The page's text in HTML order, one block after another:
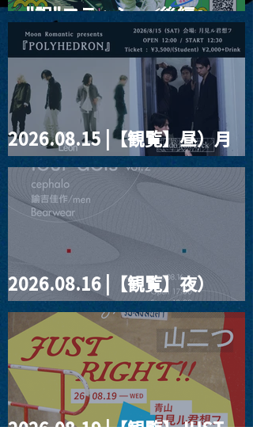
ー"訳"フラッシュ⚡️後編』
2026.08.15 |【観覧】昼）月
見ルpre.『POLYHEDRON』
2026.08.16 |【観覧】夜）
four dots vol.2
2026.08.19 |【観覧】JUST